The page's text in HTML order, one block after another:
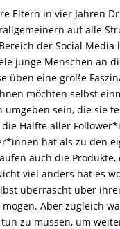
Eltern in vier Jahren
auf alle
der Social
junge Menschen an
üben eine große
möchten selbst
umgeben sein, die sie
Hälfte aller
innen hat als zu den
auch die Produkte,
viel anders hat es
überrascht über
Aber zugleich
zu müssen, um